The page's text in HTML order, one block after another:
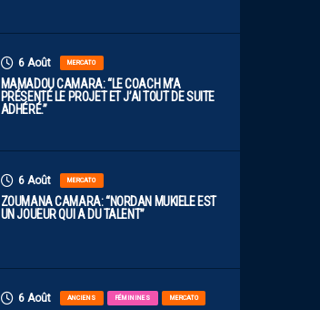
6 Août MERCATO
MAMADOU CAMARA: “LE COACH M’A
PRÉSENTÉ LE PROJET ET J’AI TOUT DE SUITE
ADHÉRÉ.”
6 Août MERCATO
ZOUMANA CAMARA: “NORDAN MUKIELE EST
UN JOUEUR QUI A DU TALENT”
6 Août ANCIENS FÉMININES MERCATO